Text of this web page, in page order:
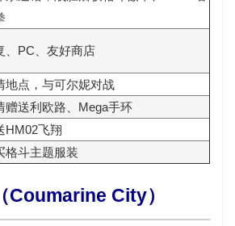
、PC、友好商店
地点，与可尔妮对战
赠送利欧路
Mega手环
HM02飞翔
格斗主题服装
Coumarine City）